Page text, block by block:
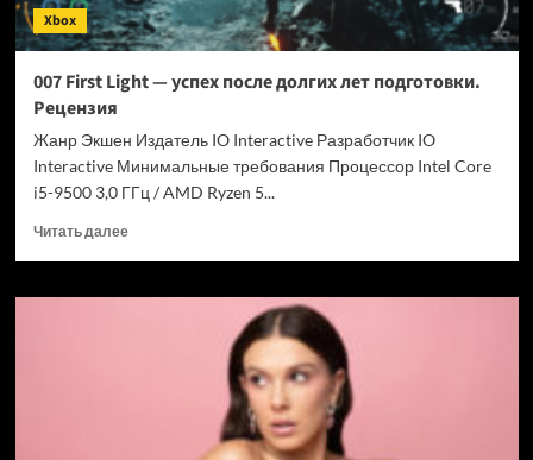
в
шесть
быстрее
Xbox
007 First Light — успех после долгих лет подготовки.
Рецензия
Жанр Экшен Издатель IO Interactive Разработчик IO
Interactive Минимальные требования Процессор Intel Core
i5-9500 3,0 ГГц / AMD Ryzen 5...
Читать далееПрочитать
007